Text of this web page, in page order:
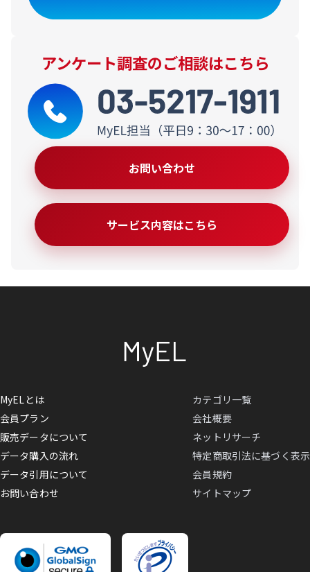
アンケート調査のご相談はこちら
お問い合わせ
サービス内容はこちら
MyELとは
会員プラン
販売データについて
データ購入の流れ
データ引用について
お問い合わせ
カテゴリ一覧
会社概要
ネットリサーチ
特定商取引法に基づく表示
会員規約
サイトマップ